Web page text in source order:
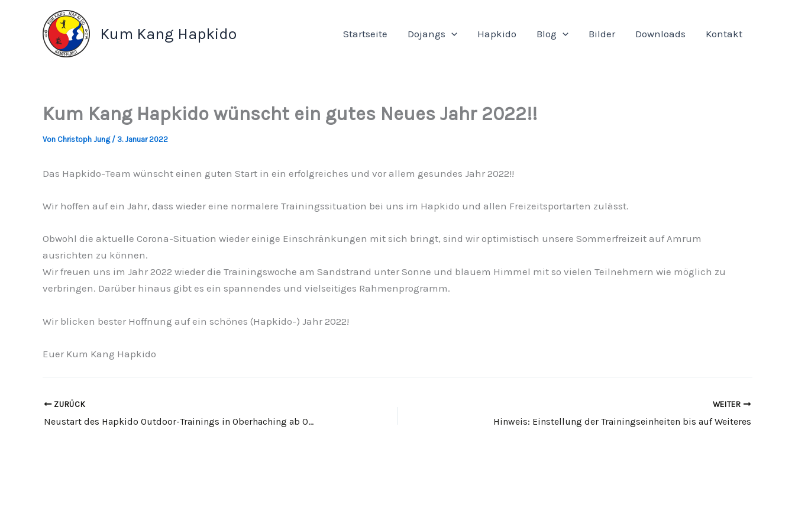
Kum Kang Hapkido Startseite Dojangs Hapkido Blog Bilder Downloads Kontakt
Kum Kang Hapkido wünscht ein gutes Neues Jahr 2022!!
Von Christoph Jung / 3. Januar 2022
Das Hapkido-Team wünscht einen guten Start in ein erfolgreiches und vor allem gesundes Jahr 2022!!
Wir hoffen auf ein Jahr, dass wieder eine normalere Trainingssituation bei uns im Hapkido und allen Freizeitsportarten zulässt.
Obwohl die aktuelle Corona-Situation wieder einige Einschränkungen mit sich bringt, sind wir optimistisch unsere Sommerfreizeit auf Amrum
ausrichten zu können.
Wir freuen uns im Jahr 2022 wieder die Trainingswoche am Sandstrand unter Sonne und blauem Himmel mit so vielen Teilnehmern wie möglich zu
verbringen. Darüber hinaus gibt es ein spannendes und vielseitiges Rahmenprogramm.
Wir blicken bester Hoffnung auf ein schönes (Hapkido-) Jahr 2022!
Euer Kum Kang Hapkido
ZURÜCK
Neustart des Hapkido Outdoor-Trainings in Oberhaching ab 09.06.2021
WEITER
Hinweis: Einstellung der Trainingseinheiten bis auf Weiteres